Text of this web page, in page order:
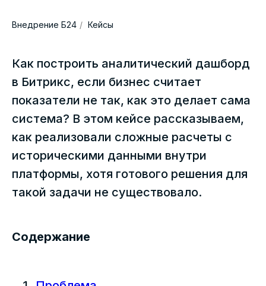
Внедрение Б24 / Кейсы
Как построить аналитический дашборд
в Битрикс, если бизнес считает
показатели не так, как это делает сама
система? В этом кейсе рассказываем,
как реализовали сложные расчеты с
историческими данными внутри
платформы, хотя готового решения для
такой задачи не существовало.
Содержание